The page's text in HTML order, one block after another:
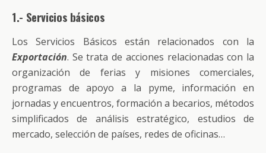
1.- Servicios básicos
Los Servicios Básicos están relacionados con la
Exportación. Se trata de acciones relacionadas con la
organización de ferias y misiones comerciales,
programas de apoyo a la pyme, información en
jornadas y encuentros, formación a becarios, métodos
simplificados de análisis estratégico, estudios de
mercado, selección de países, redes de oficinas…